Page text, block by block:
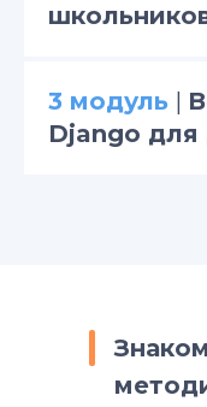
3 модуль |
Django для